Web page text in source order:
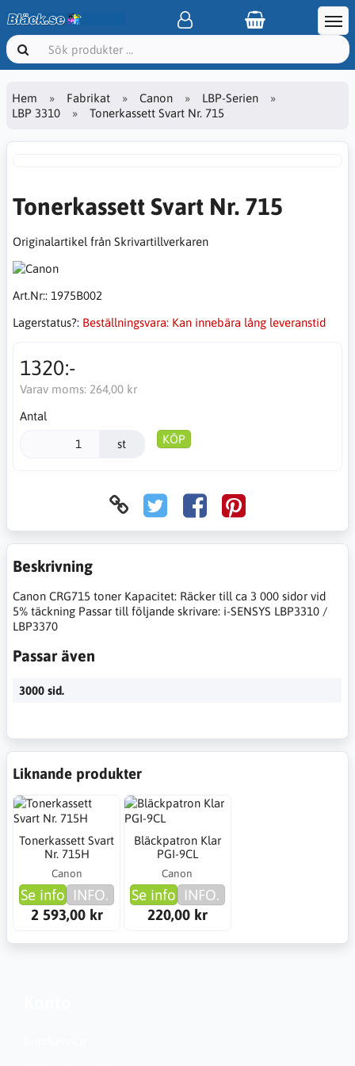
Hem Fabrikat Canon
LBP-Serien
LBP 3310
Tonerkassett Svart Nr. 715
Tonerkassett Svart Nr. 715
Originalartikel från Skrivartillverkaren
Art.Nr:: 1975B002
Lagerstatus?: Beställningsvara: Kan innebära lång leveranstid
1320:-
Varav moms: 264,00 kr
Antal
st KÖP
Beskrivning
Canon CRG715 toner Kapacitet: Räcker till ca 3 000 sidor vid
5% täckning Passar till följande skrivare: i-SENSYS LBP3310 /
LBP3370
Passar även
3000 sid.
Liknande produkter
Tonerkassett Svart
Nr. 715H
Canon
Se info INFO.
2 593,00 kr
Bläckpatron Klar
PGI-9CL
Canon
Se info INFO.
220,00 kr